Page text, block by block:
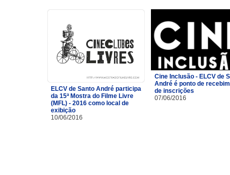
ELCV de Santo André participa
da 15ª Mostra do Filme Livre
(MFL) - 2016 como local de
exibição
10/06/2016
Cine Inclusão - ELCV de
André é ponto de
de inscrições
07/06/2016